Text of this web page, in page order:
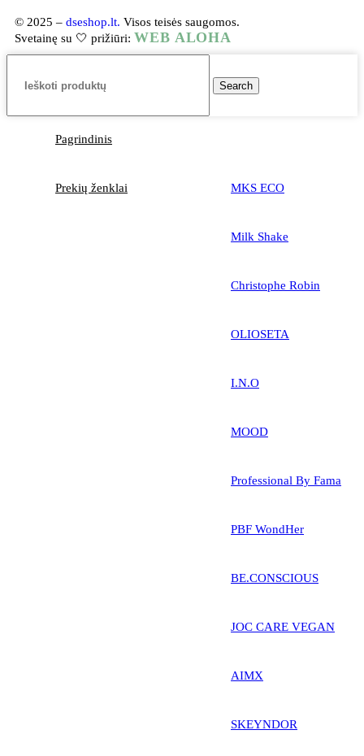
© 2025 – dseshop.lt. Visos teisės saugomos.
Svetainę su 🤍 prižiūri: WEB ALOHA
Search
Pagrindinis
Prekių ženklai MKS ECO
Milk Shake
Christophe Robin
OLIOSETA
I.N.O
MOOD
Professional By Fama
PBF WondHer
BE.CONSCIOUS
JOC CARE VEGAN
AIMX
SKEYNDOR